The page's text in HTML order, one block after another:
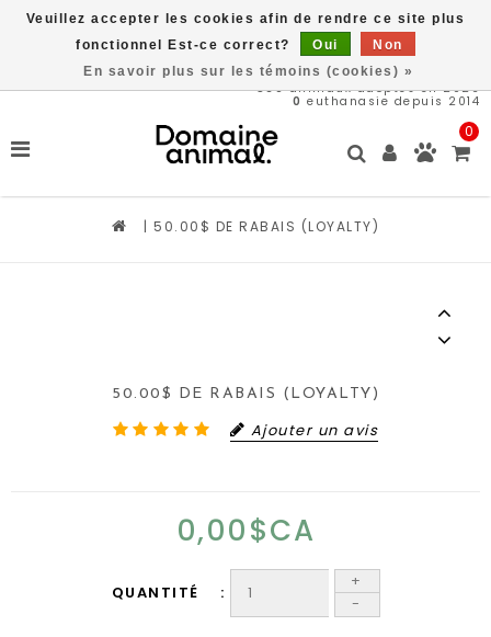
569animaux adoptés en 2026
0 euthanasie depuis 2014
0
|50.00$ DE RABAIS (LOYALTY)
50.00$ DE RABAIS (LOYALTY)
Ajouter un avis
0,00$CA
QUANTITÉ
+
-
Veuillez accepter les cookies afin de rendre ce site plus
fonctionnel Est-ce correct?
Oui
Non
En savoir plus sur les témoins (cookies) »
Livraison gratuite à partir de 89$*